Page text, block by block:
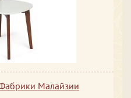
Малайзии